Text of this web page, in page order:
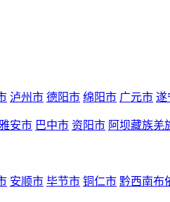
泸州市 德阳市 绵阳市 广元市 遂
雅安市 巴中市 资阳市 阿坝藏族羌
安顺市 毕节市 铜仁市 黔西南布